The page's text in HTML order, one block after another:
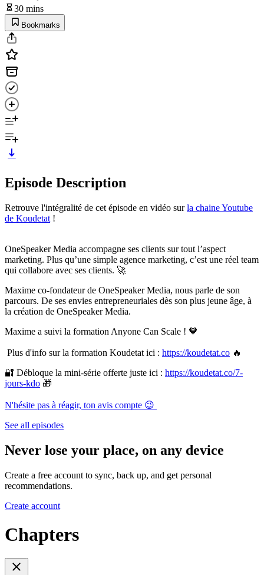
30 mins
Bookmarks
Episode Description
Retrouve l'intégralité de cet épisode en vidéo surla chaine Youtube
de Koudetat !
OneSpeaker Media accompagne ses clients sur tout l’aspect
marketing. Plus qu’une simple agence marketing, c’est une réel team
qui collabore avec ses clients. 🚀
Maxime co-fondateur de OneSpeaker Media, nous parle de son
parcours. De ses envies entrepreneuriales dès son plus jeune âge, à
la création de OneSpeaker Media.
Maxime a suivi la formation Anyone Can Scale ! 🧡
Plus d'info sur la formation Koudetat ici : https://koudetat.co 🔥
🔐 Débloque la mini-série offerte juste ici : https://koudetat.co/7-
jours-kdo 🎁
N'hésite pas à réagir, ton avis compte 😉
See all episodes
Never lose your place, on any device
Create a free account to sync, back up, and get personal
recommendations.
Create account
Chapters